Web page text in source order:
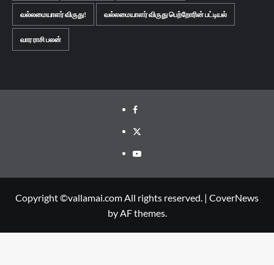
வல்லமையாளர் விருது! வல்லமையாளர் விருது பெற்றோரின் பட்டியல்
வார ராசி பலன்
Facebook
Twitter
Youtube
Copyright ©vallamai.com All rights reserved. | CoverNews
by AF themes.